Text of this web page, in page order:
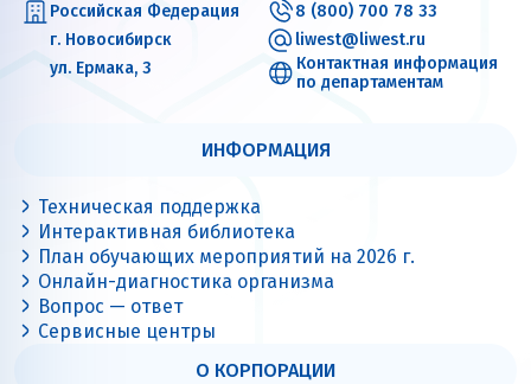
Российская Федерация
г. Новосибирск
ул. Ермака, 3
8 (800) 700 78 33
liwest@liwest.ru
Контактная информация
по департаментам
ИНФОРМАЦИЯ
Техническая поддержка
Интерактивная библиотека
План обучающих мероприятий на 2026 г.
Онлайн-диагностика организма
Вопрос — ответ
Сервисные центры
О КОРПОРАЦИИ